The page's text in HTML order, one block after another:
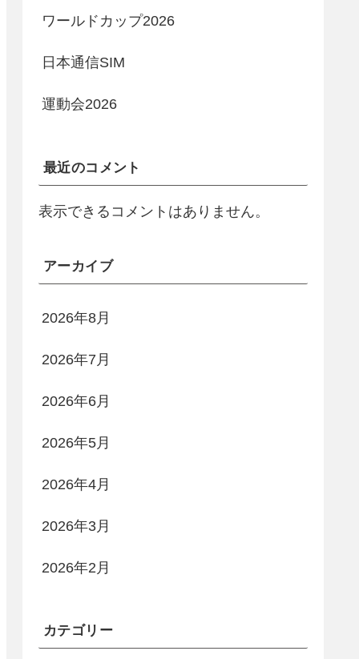
ワールドカップ2026
日本通信SIM
運動会2026
最近のコメント
表示できるコメントはありません。
アーカイブ
2026年8月
2026年7月
2026年6月
2026年5月
2026年4月
2026年3月
2026年2月
カテゴリー